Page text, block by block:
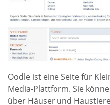
Oodle ist eine Seite für
Media-Plattform. Sie
über Häuser und